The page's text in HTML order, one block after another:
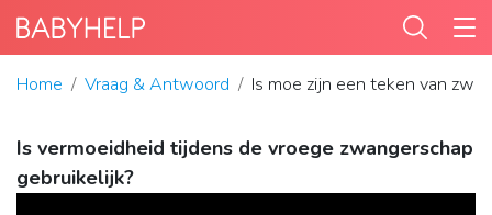
Home Vraag & Antwoord Is moe zijn een teken van
Is vermoeidheid tijdens de vroege zwangerschap
gebruikelijk?